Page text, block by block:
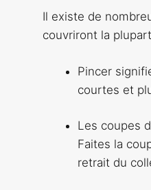
Il existe de
couvriront la
Pincer
courtes et
Les coupes
Faites la
retrait du